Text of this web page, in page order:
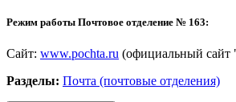
и в 278 почтовых отделениях
- распространение печати по подписке;
- продажа бестиражных и тиражных
Режим работы Почтовое отделение № 163:
Сайт: www.pochta.ru (официальный сайт
Разделы: Почта (почтовые отделения)